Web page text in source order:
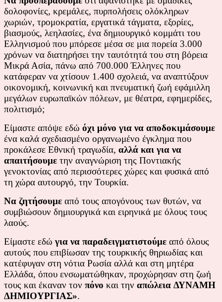
δολοφονίες, κρεμάλες, πυρπολήσεις ολόκληρων
χωριών, τρομοκρατία, εργατικά τάγματα, εξορίες,
βιασμούς, λεηλασίες, ένα δημιουργικό κομμάτι του
Ελληνισμού που μπόρεσε μέσα σε μια πορεία 3.000
χρόνων να διατηρήσει την ταυτότητά του στη βόρεια
Μικρά Ασία, πάνω από 700.000 Έλληνες που
κατάφεραν να χτίσουν 1.400 σχολειά, να αναπτύξουν
οικονομική, κοινωνική και πνευματική ζωή εφάμιλλη
μεγάλων ευρωπαϊκών πόλεων, με θέατρα, εφημερίδες,
πολιτισμό;
Είμαστε απόψε εδώ όχι μόνο για να αποδοκιμάσουμε
ένα καλά σχεδιασμένο οργανωμένο έγκλημα που
προκάλεσε Εθνική τραγωδία, αλλά και για να
απαιτήσουμε την αναγνώριση της Ποντιακής
γενοκτονίας από περισσότερες χώρες και φυσικά από
τη χώρα αυτουργό, την Τουρκία.
Να ζητήσουμε από τους απογόνους των θυτών, να
συμβιώσουν δημιουργικά και ειρηνικά με όλους τους
λαούς.
Είμαστε εδώ για να παραδειγματιστούμε από όλους
αυτούς που επιβίωσαν της τουρκικής θηριωδίας και
κατέφυγαν στη νότια Ρωσία αλλά και στη μητέρα
Ελλάδα, όπου ενσωματώθηκαν, προχώρησαν στη ζωή
τους και έκαναν τον πόνο και την απώλεια ΔΥΝΑΜΗ
ΔΗΜΙΟΥΡΓΙΑΣ».